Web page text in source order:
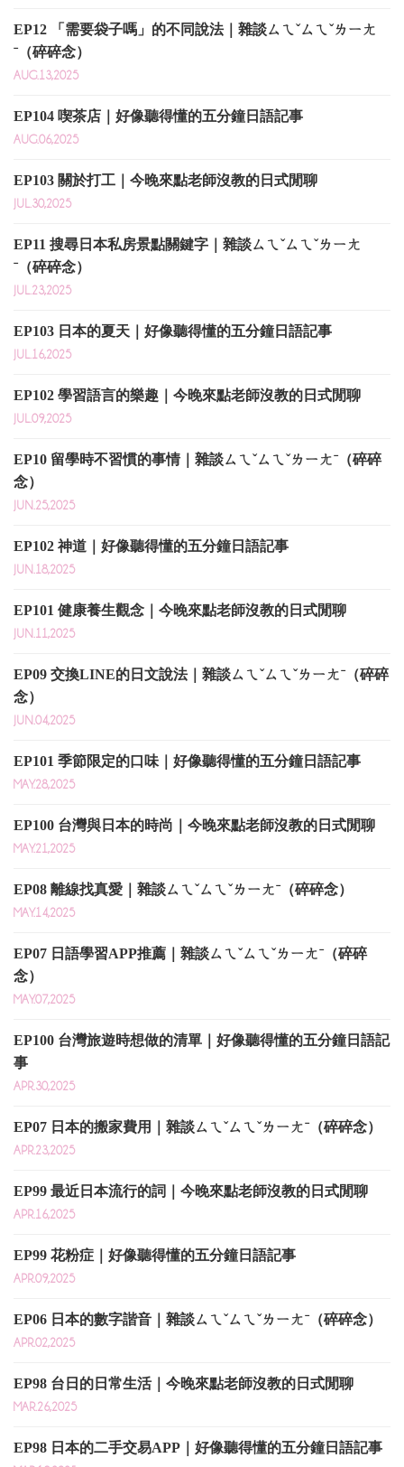
EP12 「需要袋子嗎」的不同說法｜雜談ㄙㄟˇㄙㄟˇㄌㄧㄤ
ˉ（碎碎念）
AUG.13,2025
EP104 喫茶店｜好像聽得懂的五分鐘日語記事
AUG.06,2025
EP103 關於打工｜今晚來點老師沒教的日式閒聊
JUL.30,2025
EP11 搜尋日本私房景點關鍵字｜雜談ㄙㄟˇㄙㄟˇㄌㄧㄤ
ˉ（碎碎念）
JUL.23,2025
EP103 日本的夏天｜好像聽得懂的五分鐘日語記事
JUL.16,2025
EP102 學習語言的樂趣｜今晚來點老師沒教的日式閒聊
JUL.09,2025
EP10 留學時不習慣的事情｜雜談ㄙㄟˇㄙㄟˇㄌㄧㄤˉ（碎碎
念）
JUN.25,2025
EP102 神道｜好像聽得懂的五分鐘日語記事
JUN.18,2025
EP101 健康養生觀念｜今晚來點老師沒教的日式閒聊
JUN.11,2025
EP09 交換LINE的日文說法｜雜談ㄙㄟˇㄙㄟˇㄌㄧㄤˉ（碎碎
念）
JUN.04,2025
EP101 季節限定的口味｜好像聽得懂的五分鐘日語記事
MAY.28,2025
EP100 台灣與日本的時尚｜今晚來點老師沒教的日式閒聊
MAY.21,2025
EP08 離線找真愛｜雜談ㄙㄟˇㄙㄟˇㄌㄧㄤˉ（碎碎念）
MAY.14,2025
EP07 日語學習APP推薦｜雜談ㄙㄟˇㄙㄟˇㄌㄧㄤˉ（碎碎
念）
MAY.07,2025
EP100 台灣旅遊時想做的清單｜好像聽得懂的五分鐘日語記
事
APR.30,2025
EP07 日本的搬家費用｜雜談ㄙㄟˇㄙㄟˇㄌㄧㄤˉ（碎碎念）
APR.23,2025
EP99 最近日本流行的詞｜今晚來點老師沒教的日式閒聊
APR.16,2025
EP99 花粉症｜好像聽得懂的五分鐘日語記事
APR.09,2025
EP06 日本的數字諧音｜雜談ㄙㄟˇㄙㄟˇㄌㄧㄤˉ（碎碎念）
APR.02,2025
EP98 台日的日常生活｜今晚來點老師沒教的日式閒聊
MAR.26,2025
EP98 日本的二手交易APP｜好像聽得懂的五分鐘日語記事